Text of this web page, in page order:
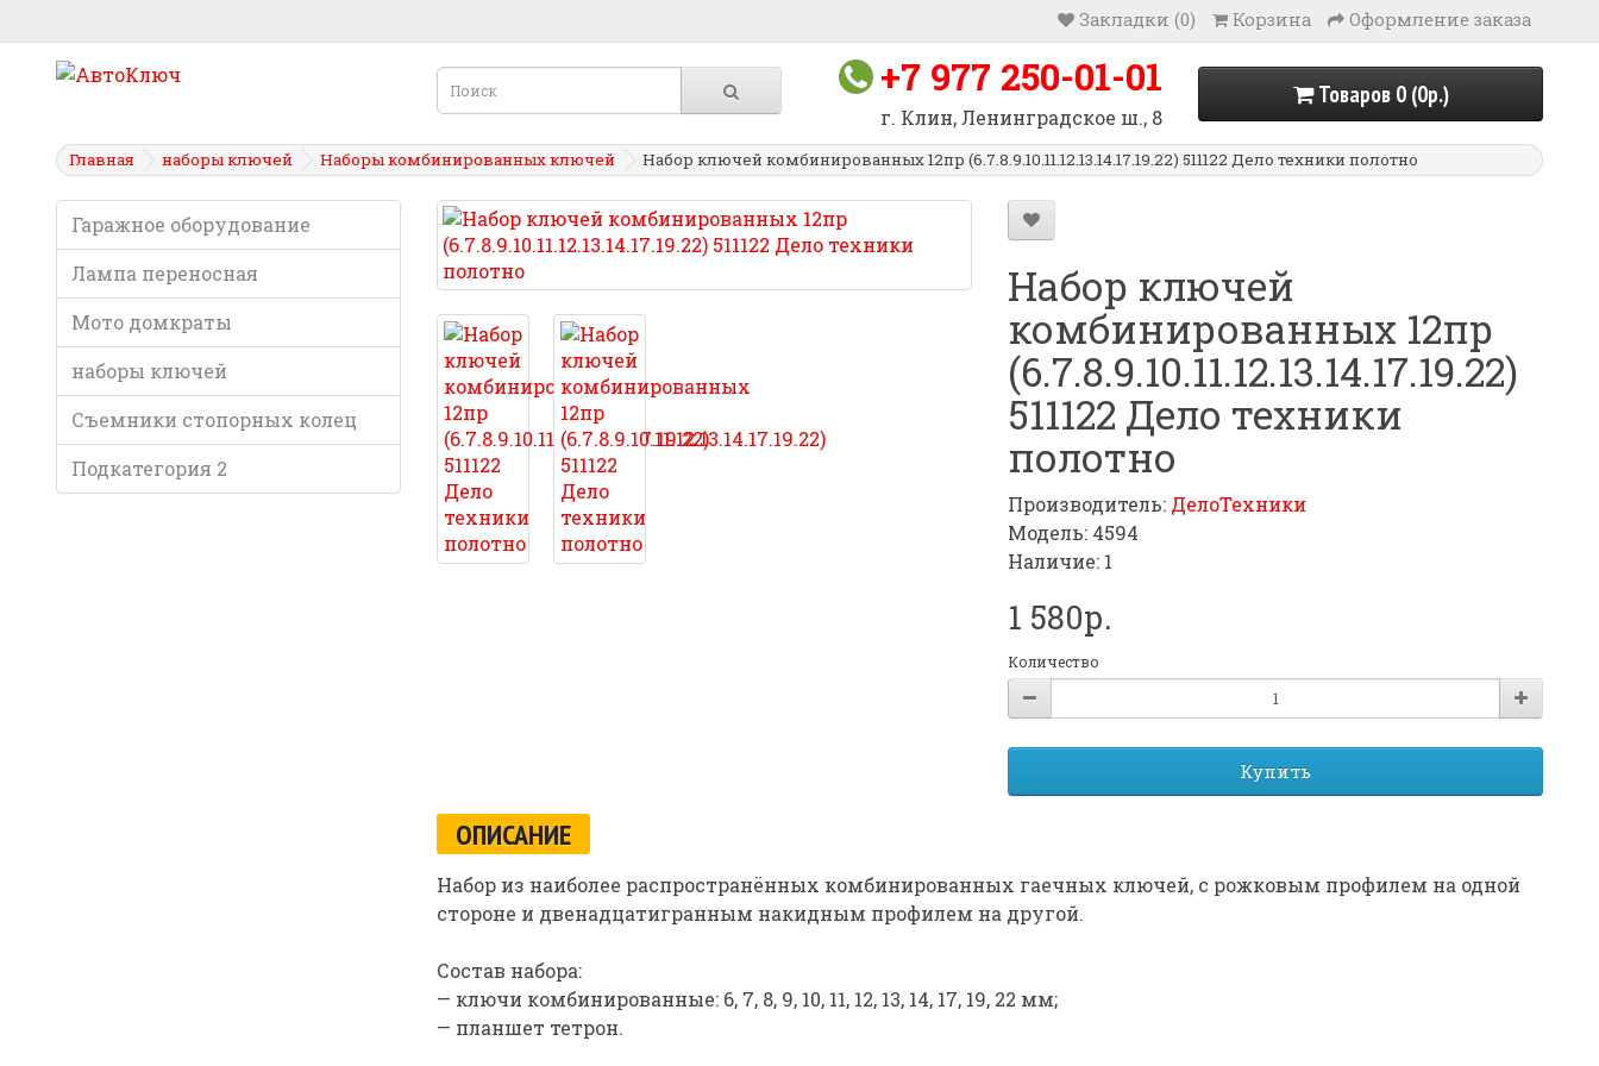
Закладки (0) Корзина Оформление заказа
+7 977 250-01-01
г. Клин, Ленинградское ш., 8
Товаров 0 (0р.)
Главная наборы ключей Наборы комбинированных ключей Набор ключей комбинированных 12пр (6.7.8.9.10.11.12.13.14.17.19.22) 511122 Дело техники полотно
Гаражное оборудование
Лампа переносная
Мото домкраты
наборы ключей
Съемники стопорных колец
Подкатегория 2
Набор ключей
комбинированных 12пр
(6.7.8.9.10.11.12.13.14.17.19.22)
511122 Дело техники
полотно
Производитель: ДелоТехники
Модель: 4594
Наличие: 1
1 580р.
Количество
Купить
ОПИСАНИЕ
Набор из наиболее распространённых комбинированных гаечных ключей, с рожковым профилем на одной
стороне и двенадцатигранным накидным профилем на другой.
Состав набора:
— ключи комбинированные: 6, 7, 8, 9, 10, 11, 12, 13, 14, 17, 19, 22 мм;
— планшет тетрон.